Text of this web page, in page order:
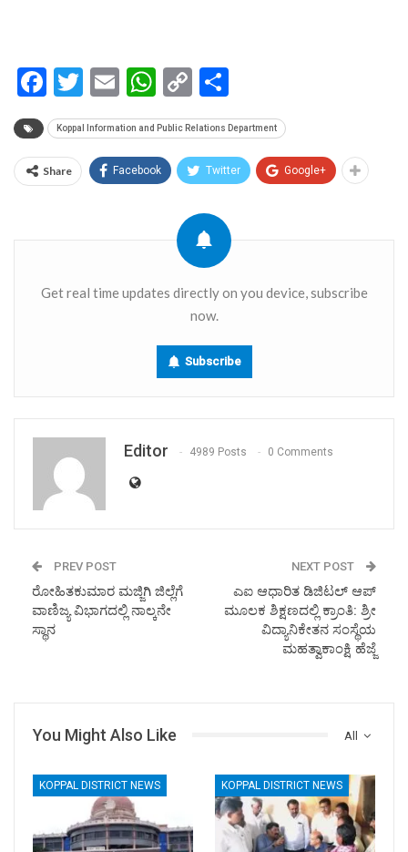
Facebook
Twitter
EmailWhatsApp
Copy
Link
Koppal Information and Public Relations Department
Share Facebook Twitter Google+
Get real time updates directly on you device, subscribe
now.
Subscribe
Editor 4989 Posts 0 Comments
PREV POST
ರೋಹಿತಕುಮಾರ ಮಜ್ಜಿಗಿ ಜಿಲ್ಲೆಗೆ
ವಾಣಿಜ್ಯ ವಿಭಾಗದಲ್ಲಿ ನಾಲ್ಕನೇ
ಸ್ಥಾನ
NEXT POST
ಎಐ ಆಧಾರಿತ ಡಿಜಿಟಲ್ ಆಪ್
ಮೂಲಕ ಶಿಕ್ಷಣದಲ್ಲಿ ಕ್ರಾಂತಿ: ಶ್ರೀ
ವಿದ್ಯಾನಿಕೇತನ ಸಂಸ್ಥೆಯ
ಮಹತ್ವಾಕಾಂಕ್ಷಿ ಹೆಜ್ಜೆ
All
You Might Also Like
KOPPAL DISTRICT NEWS KOPPAL DISTRICT NEWS